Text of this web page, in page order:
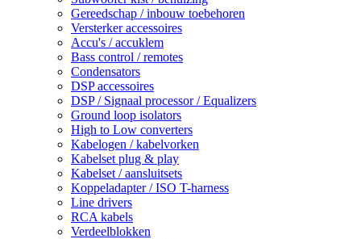
Gereedschap / inbouw toebehoren
Versterker accessoires
Accu's / accuklem
Bass control / remotes
Condensators
DSP accessoires
DSP / Signaal processor / Equalizers
Ground loop isolators
High to Low converters
Kabelogen / kabelvorken
Kabelset plug & play
Kabelset / aansluitsets
Koppeladapter / ISO T-harness
Line drivers
RCA kabels
Verdeelblokken